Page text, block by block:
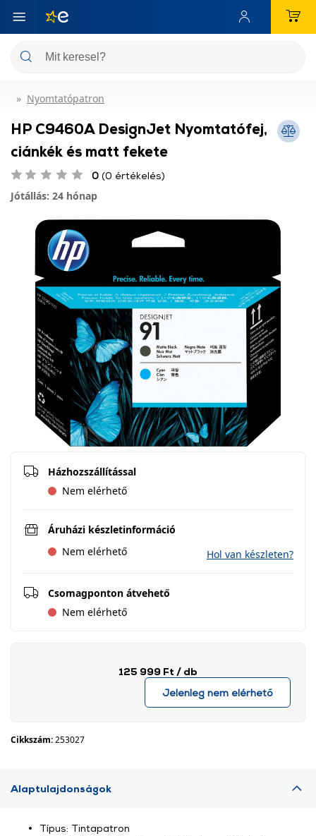
Nyomtatópatron
HP C9460A DesignJet Nyomtatófej,
ciánkék és matt fekete
0 (0 értékelés)
Jótállás: 24 hónap
Házhozszállítással
Nem elérhető
Áruházi készletinformáció
Nem elérhető
Hol van készleten?
Csomagponton átvehető
Nem elérhető
125 999 Ft / db
Jelenleg nem elérhető
Cikkszám:253027
Alaptulajdonságok
Típus: Tintapatron